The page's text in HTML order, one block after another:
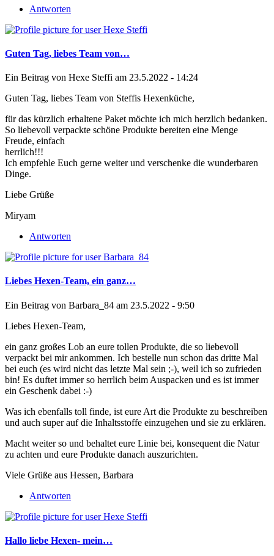
Antworten
Guten Tag, liebes Team von…
Ein Beitrag von Hexe Steffi am 23.5.2022 - 14:24
Guten Tag, liebes Team von Steffis Hexenküche,
für das kürzlich erhaltene Paket möchte ich mich herzlich bedanken.
So liebevoll verpackte schöne Produkte bereiten eine Menge
Freude, einfach
herrlich!!!
Ich empfehle Euch gerne weiter und verschenke die wunderbaren
Dinge.
Liebe Grüße
Miryam
Antworten
Liebes Hexen-Team, ein ganz…
Ein Beitrag von Barbara_84 am 23.5.2022 - 9:50
Liebes Hexen-Team,
ein ganz großes Lob an eure tollen Produkte, die so liebevoll
verpackt bei mir ankommen. Ich bestelle nun schon das dritte Mal
bei euch (es wird nicht das letzte Mal sein ;-), weil ich so zufrieden
bin! Es duftet immer so herrlich beim Auspacken und es ist immer
ein Geschenk dabei :-)
Was ich ebenfalls toll finde, ist eure Art die Produkte zu beschreiben
und auch super auf die Inhaltsstoffe einzugehen und sie zu erklären.
Macht weiter so und behaltet eure Linie bei, konsequent die Natur
zu achten und eure Produkte danach auszurichten.
Viele Grüße aus Hessen, Barbara
Antworten
Hallo liebe Hexen- mein…